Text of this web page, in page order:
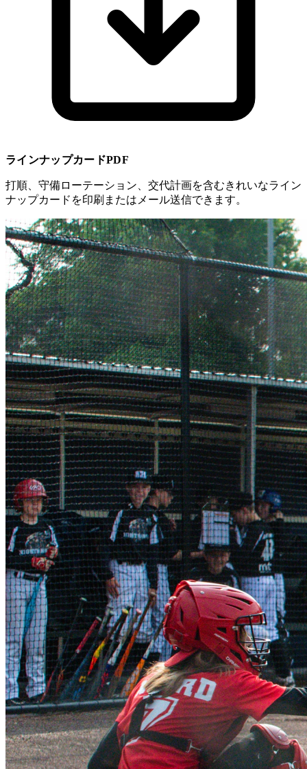
ラインナップカードPDF
打順、守備ローテーション、交代計画を含むきれいなライン
ナップカードを印刷またはメール送信できます。